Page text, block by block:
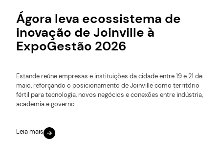
Ágora leva ecossistema de
inovação de Joinville à
ExpoGestão 2026
Estande reúne empresas e instituições da cidade entre 19 e 21 de
maio, reforçando o posicionamento de Joinville como território
fértil para tecnologia, novos negócios e conexões entre indústria,
academia e governo
Leia mais